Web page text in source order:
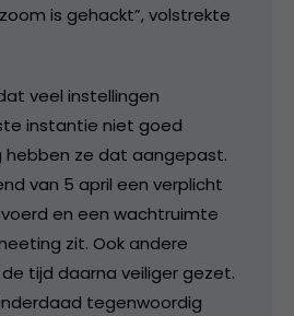
is gehackt”, volstrekte
veel instellingen
instantie niet goed
hebben ze dat aangepast.
van 5 april een verplicht
en een wachtruimte
zit. Ook andere
tijd daarna veiliger gezet.
tegenwoordig